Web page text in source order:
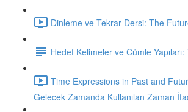
Dinleme ve Tekrar Dersi: The
Hedef Kelimeler ve Cümle
Time Expressions in Past and
Gelecek Zamanda Kullanılan Zaman